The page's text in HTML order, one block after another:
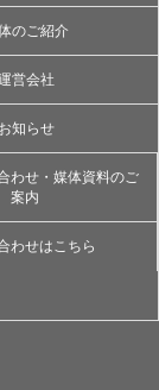
のご紹介
営会社
お知らせ
わせ・媒体資料のご
案内
わせはこちら